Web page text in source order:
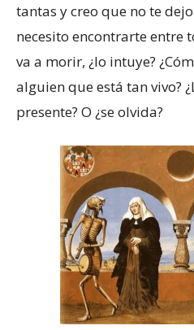
tantas y creo que no te
necesito encontrarte entre
va a morir, ¿lo intuye?
alguien que está tan vivo?
presente? O ¿se olvida?